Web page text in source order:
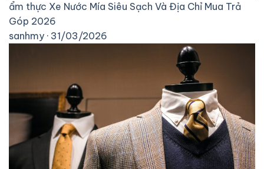
ẩm thực Xe Nước Mía Siêu Sạch Và Địa Chỉ Mua Trả
Góp 2026
sanhmy · 31/03/2026